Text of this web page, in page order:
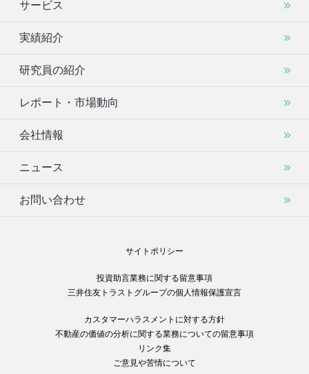
サービス
実績紹介
研究員の紹介
レポート・市場動向
会社情報
ニュース
お問い合わせ
サイトポリシー
投資助言業務に関する留意事項
三井住友トラストグループの個人情報保護宣言
カスタマーハラスメントに対する方針
不動産の価値の分析に関する業務についての留意事項
リンク集
ご意見や苦情について